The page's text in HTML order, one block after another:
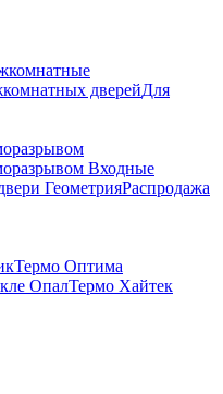
дверейДля
Входные
ГеометрияРаспродажа
Термо Оптима
ОпалТермо Хайтек